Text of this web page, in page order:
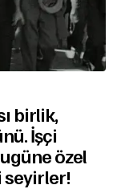
birlik,
İşçi
özel
seyirler!